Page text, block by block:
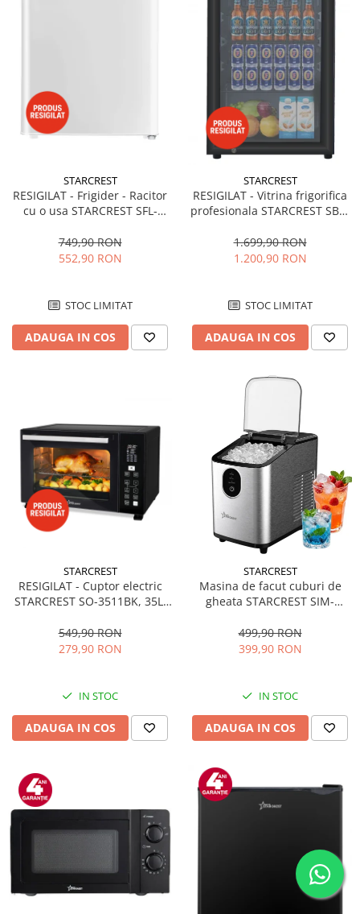
STARCREST
RESIGILAT - Frigider - Racitor
cu o usa STARCREST SFL-
92L, Iluminare interioara,H 83
cm, Alb
749,90 RON
552,90 RON
STOC LIMITAT
ADAUGA IN COS
STARCREST
RESIGILAT - Vitrina frigorifica
profesionala STARCREST SBC-
reglabil, Iluminare LED, H 104
cm, Negru
1.699,90 RON
1.200,90 RON
STOC LIMITAT
ADAUGA IN COS
STARCREST
RESIGILAT - Cuptor electric
STARCREST SO-3511BK, 35L,
Programe predefinite,
Interfata digitala, Negru
549,90 RON
279,90 RON
IN STOC
ADAUGA IN COS
STARCREST
Masina de facut cuburi de
gheata STARCREST SIM-
12Kg/24h, Cos gheata
detasabil, Rezervor apa 0.8 l,
499,90 RON
399,90 RON
IN STOC
ADAUGA IN COS